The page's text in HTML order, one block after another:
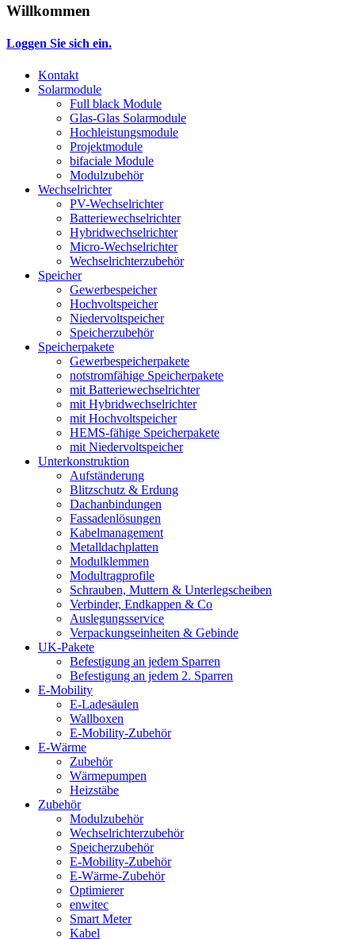
Willkommen
Loggen Sie sich ein.
Kontakt
Solarmodule
Full black Module
Glas-Glas Solarmodule
Hochleistungsmodule
Projektmodule
bifaciale Module
Modulzubehör
Wechselrichter
PV-Wechselrichter
Batteriewechselrichter
Hybridwechselrichter
Micro-Wechselrichter
Wechselrichterzubehör
Speicher
Gewerbespeicher
Hochvoltspeicher
Niedervoltspeicher
Speicherzubehör
Speicherpakete
Gewerbespeicherpakete
notstromfähige Speicherpakete
mit Batteriewechselrichter
mit Hybridwechselrichter
mit Hochvoltspeicher
HEMS-fähige Speicherpakete
mit Niedervoltspeicher
Unterkonstruktion
Aufständerung
Blitzschutz & Erdung
Dachanbindungen
Fassadenlösungen
Kabelmanagement
Metalldachplatten
Modulklemmen
Modultragprofile
Schrauben, Muttern & Unterlegscheiben
Verbinder, Endkappen & Co
Auslegungsservice
Verpackungseinheiten & Gebinde
UK-Pakete
Befestigung an jedem Sparren
Befestigung an jedem 2. Sparren
E-Mobility
E-Ladesäulen
Wallboxen
E-Mobility-Zubehör
E-Wärme
Zubehör
Wärmepumpen
Heizstäbe
Zubehör
Modulzubehör
Wechselrichterzubehör
Speicherzubehör
E-Mobility-Zubehör
E-Wärme-Zubehör
Optimierer
enwitec
Smart Meter
Kabel